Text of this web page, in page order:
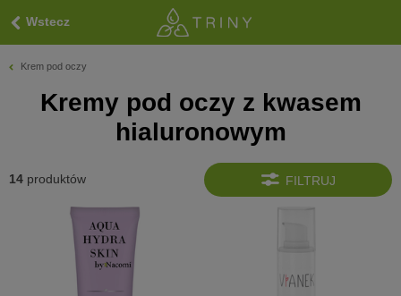
Wstecz
Krem pod oczy
Kremy pod oczy z kwasem
hialuronowym
FILTRUJ
14 produktów